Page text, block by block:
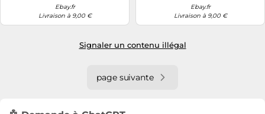
Ebay.fr
Livraison à 9,00 €
Ebay.fr
Livraison à 9,00 €
Signaler un contenu illégal
page suivante